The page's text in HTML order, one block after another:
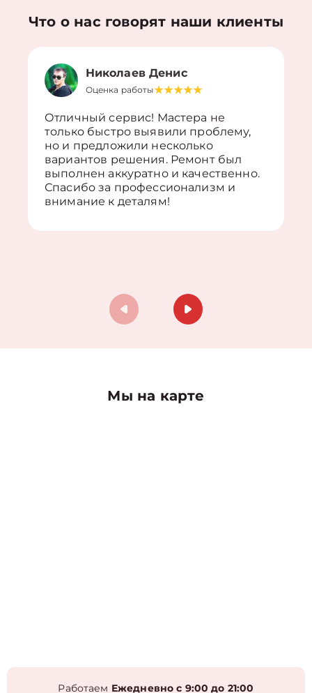
Что о нас говорят наши клиенты
Николаев Денис
Оценка работы
Отличный сервис! Мастера не
только быстро выявили проблему,
но и предложили несколько
вариантов решения. Ремонт был
выполнен аккуратно и качественно.
Спасибо за профессионализм и
внимание к деталям!
Мы на карте
Работаем Ежедневно с 9:00 до 21:00